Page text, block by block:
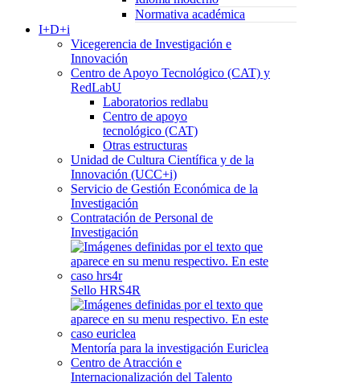
Normativa académica
I+D+i
Vicegerencia de Investigación e
Innovación
Centro de Apoyo Tecnológico (CAT) y
RedLabU
Laboratorios redlabu
Centro de apoyo
tecnológico (CAT)
Otras estructuras
Unidad de Cultura Científica y de la
Innovación (UCC+i)
Servicio de Gestión Económica de la
Investigación
Contratación de Personal de
Investigación
Sello HRS4R
Mentoría para la investigación Euriclea
Centro de Atracción e
Internacionalización del Talento